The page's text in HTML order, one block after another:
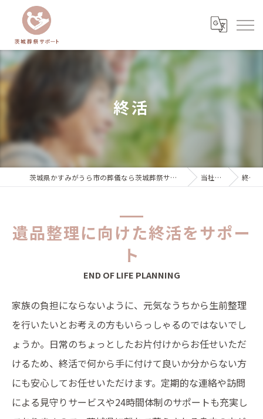
終活
茨城県かすみがうら市の葬儀なら茨城葬祭サポート『いばサポのお葬式』 当社の特徴 終活
遺品整理に向けた終活をサポー
ト
END OF LIFE PLANNING
家族の負担にならないように、元気なうちから生前整理
を行いたいとお考えの方もいらっしゃるのではないでし
ょうか。日常のちょっとしたお片付けからお任せいただ
けるため、終活で何から手に付けて良いか分からない方
にも安心してお任せいただけます。定期的な連絡や訪問
による見守りサービスや24時間体制のサポートも充実し